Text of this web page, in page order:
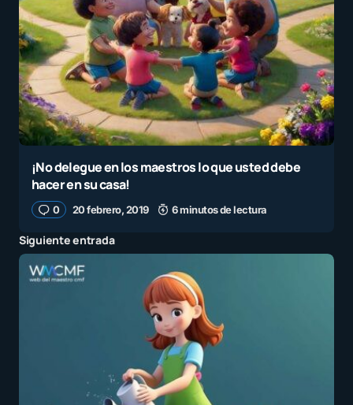
¡No delegue en los maestros lo que usted debe
hacer en su casa!
0 20 febrero, 2019 6 minutos de lectura
Siguiente entrada